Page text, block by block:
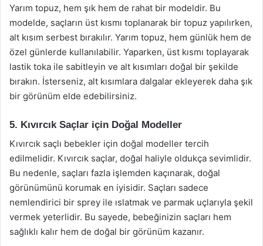
Yarım topuz, hem şık hem de rahat bir modeldir. Bu
modelde, saçların üst kısmı toplanarak bir topuz yapılırken,
alt kısım serbest bırakılır. Yarım topuz, hem günlük hem de
özel günlerde kullanılabilir. Yaparken, üst kısmı toplayarak
lastik toka ile sabitleyin ve alt kısımları doğal bir şekilde
bırakın. İsterseniz, alt kısımlara dalgalar ekleyerek daha şık
bir görünüm elde edebilirsiniz.
5. Kıvırcık Saçlar için Doğal Modeller
Kıvırcık saçlı bebekler için doğal modeller tercih
edilmelidir. Kıvırcık saçlar, doğal haliyle oldukça sevimlidir.
Bu nedenle, saçları fazla işlemden kaçınarak, doğal
görünümünü korumak en iyisidir. Saçları sadece
nemlendirici bir sprey ile ıslatmak ve parmak uçlarıyla şekil
vermek yeterlidir. Bu sayede, bebeğinizin saçları hem
sağlıklı kalır hem de doğal bir görünüm kazanır.